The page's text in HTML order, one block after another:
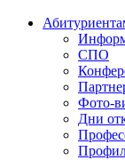
СПО
Фото-
Дни